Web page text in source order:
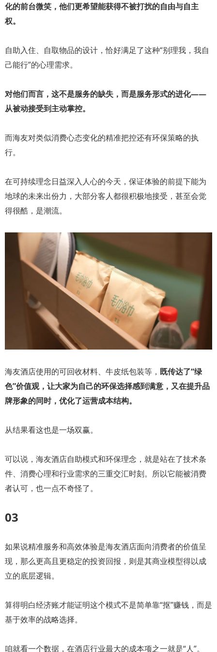
化的前台微笑，他们更希望能获得不被打扰的自由与自主
权。
自助入住、自取物品的设计，恰好满足了这种“别理我，我自
己能行”的心理需求。
对他们而言，这不是服务的缺失，而是服务形式的进化——
从被动接受到主动掌控。
而海友对类似消费心态变化的精准把控还有环保策略的执
行。
在可持续理念日益深入人心的今天，保证体验的前提下能为
地球的未来出份力，大部分客人都很积极地接受，甚至会觉
得很酷，是潮流。
海友酒店使用的可回收材料、牛皮纸包装等， 既传达了“绿
色”价值观，让大家为自己的环保选择感到满意，又在提升品
牌形象的同时，优化了运营成本结构。
从结果看这也是一场双赢。
可以说，海友酒店自助模式和环保理念，就是站在了技术条
件、消费心理和行业需求的三重交汇时刻。所以它能被消费
者认可，也一点不奇怪了。
03
如果说精准服务和高效体验是海友酒店面向消费者的价值呈
现，那么更高且更稳定的投资回报，则是其商业模型得以成
立的底层逻辑。
算得明白经济账才能证明这个模式不是简单靠“抠”赚钱，而是
基于效率的战略选择。
咱就看一个数据，在酒店行业最大的成本项之一就是“人”。